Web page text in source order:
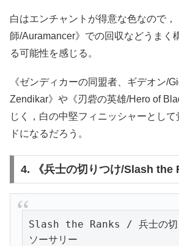
白はエンチャントが得意な色なので，
師/Auramancer》での回収などうまく
る可能性を感じる。
《ゼンディカーの同盟者、ギデオン/
Zendikar》や《刃砦の英雄/Hero of
じく，白の中堅フィニッシャーとし
ドになるだろう。
4. 《兵士の切りつけ/Slash the
Slash the Ranks / 兵士の
ソーサリー